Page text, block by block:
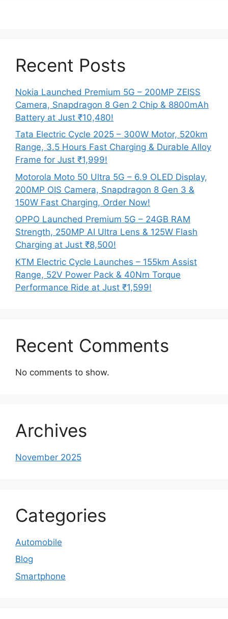
Recent Posts
Nokia Launched Premium 5G – 200MP ZEISS
Camera, Snapdragon 8 Gen 2 Chip & 8800mAh
Battery at Just ₹10,480!
Tata Electric Cycle 2025 – 300W Motor, 520km
Range, 3.5 Hours Fast Charging & Durable Alloy
Frame for Just ₹1,999!
Motorola Moto 50 Ultra 5G – 6.9 OLED Display,
200MP OIS Camera, Snapdragon 8 Gen 3 &
150W Fast Charging, Order Now!
OPPO Launched Premium 5G – 24GB RAM
Strength, 250MP AI Ultra Lens & 125W Flash
Charging at Just ₹8,500!
KTM Electric Cycle Launches – 155km Assist
Range, 52V Power Pack & 40Nm Torque
Performance Ride at Just ₹1,599!
Recent Comments
No comments to show.
Archives
November 2025
Categories
Automobile
Blog
Smartphone